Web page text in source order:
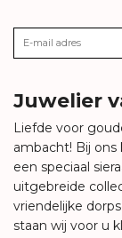
Juwelier
Liefde voor
ambacht! Bij
een speciaal
uitgebreide
vriendelijke
staan wij voor u